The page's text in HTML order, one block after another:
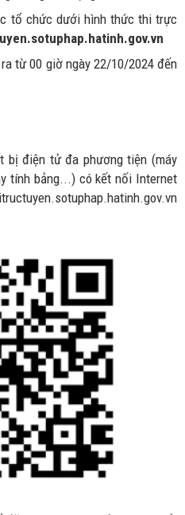
tổ chức dưới hình thức thi trực
từ 00 giờ ngày 22/10/2024 đến
bị điện tử đa phương tiện (máy
tính bảng...) có kết nối Internet